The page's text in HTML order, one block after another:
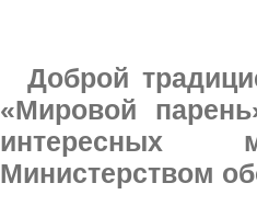
Доброй
«Мировой
интересных
Министерством